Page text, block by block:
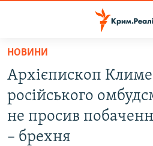
Перейти
основного
матеріалу
Перейти
до
основної
ВОДА.КРИМ
ВІДЕО ТА ФОТО
ПОЛІТИКА
НОВИНИ
Архієпископ
російського
не просив
– брехня